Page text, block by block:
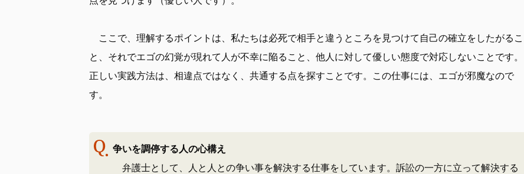
ここで、理解するポイントは、私たちは必死で相手と違うところを見つけて自己の確立をしたがるこ
と、それでエゴの幻覚が現れて人が不幸に陥ること、他人に対して優しい態度で対応しないことです。
正しい実践方法は、相違点ではなく、共通する点を探すことです。この仕事には、エゴが邪魔なので
す。
争いを調停する人の心構え
弁護士として、人と人との争い事を解決する仕事をしています。訴訟の一方に立って解決する